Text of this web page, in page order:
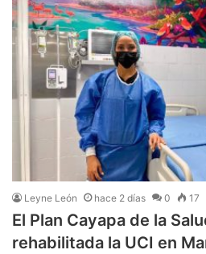
Leyne León hace 2 días 0 17
El Plan Cayapa de la
rehabilitada la UCI en